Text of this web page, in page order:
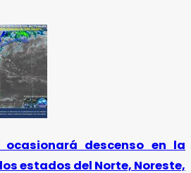
ocasionará descenso en la
estados del Norte, Noreste,